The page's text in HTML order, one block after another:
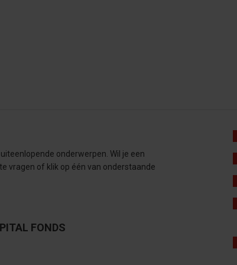
onderwerpen. Wil je een
vragen of klik op één van onderstaande
FONDS